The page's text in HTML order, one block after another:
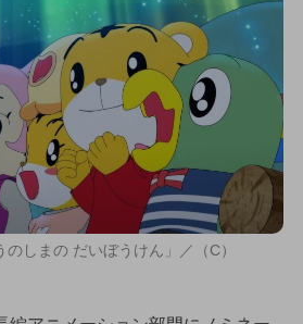
のしまの だいぼうけん」／（C）